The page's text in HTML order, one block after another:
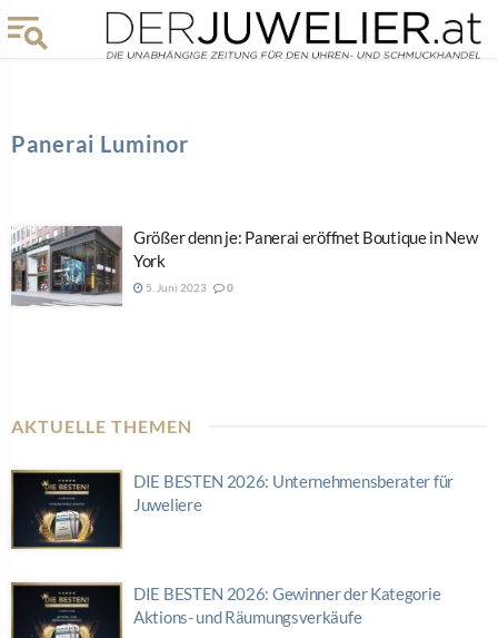
Panerai Luminor
Größer denn je: Panerai eröffnet Boutique in New
York
5. Juni 2023 0
AKTUELLE THEMEN
DIE BESTEN 2026: Unternehmensberater für
Juweliere
DIE BESTEN 2026: Gewinner der Kategorie
Aktions- und Räumungsverkäufe